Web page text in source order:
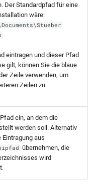
Der Standardpfad für eine
wäre:
eintragen und dieser Pfad
gilt, können Sie die blaue
Zeile verwenden, um
Zeilen zu
ein, an dem die
werden soll. Alternativ
Eintragung aus
übernehmen, die
wird